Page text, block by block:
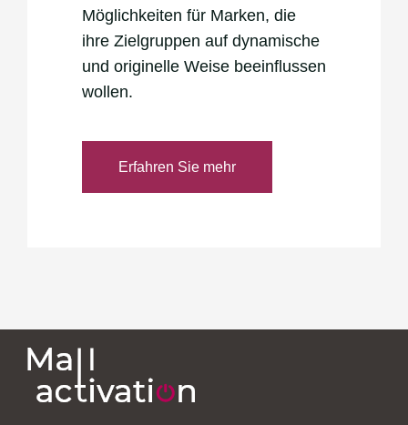
Möglichkeiten für Marken, die
ihre Zielgruppen auf dynamische
und originelle Weise beeinflussen
wollen.
Erfahren Sie mehr